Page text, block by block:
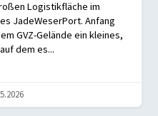
Logistikfläche im
JadeWeserPort. Anfang
GVZ-Gelände ein kleines,
dem es...